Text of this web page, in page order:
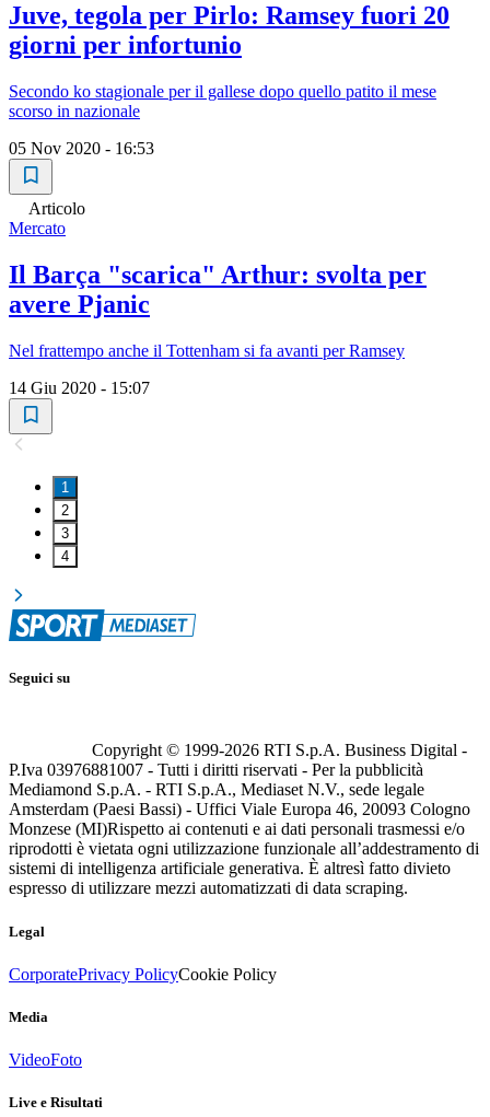
Juve, tegola per Pirlo: Ramsey fuori 20
giorni per infortunio
Secondo ko stagionale per il gallese dopo quello patito il mese
scorso in nazionale
05 Nov 2020 - 16:53
Articolo
Mercato
Il Barça "scarica" Arthur: svolta per
avere Pjanic
Nel frattempo anche il Tottenham si fa avanti per Ramsey
14 Giu 2020 - 15:07
1
2
3
4
Seguici su
Copyright © 1999-2026 RTI S.p.A. Business Digital -
P.Iva 03976881007 - Tutti i diritti riservati - Per la pubblicità
Mediamond S.p.A. - RTI S.p.A., Mediaset N.V., sede legale
Amsterdam (Paesi Bassi) - Uffici Viale Europa 46, 20093 Cologno
Monzese (MI)Rispetto ai contenuti e ai dati personali trasmessi e/o
riprodotti è vietata ogni utilizzazione funzionale all’addestramento di
sistemi di intelligenza artificiale generativa. È altresì fatto divieto
espresso di utilizzare mezzi automatizzati di data scraping.
Legal
CorporatePrivacy PolicyCookie Policy
Media
VideoFoto
Live e Risultati